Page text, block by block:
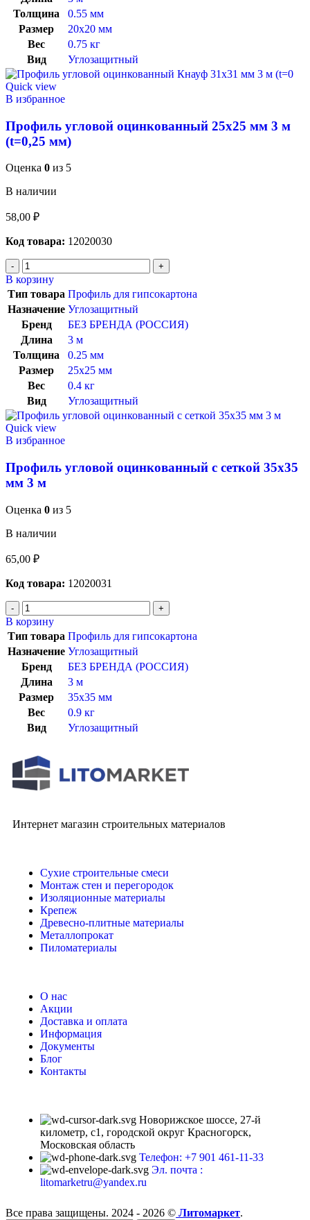
Толщина
0.55 мм
Размер
20х20 мм
Вес
0.75 кг
Вид
Углозащитный
Quick view
В избранное
Профиль угловой оцинкованный 25х25 мм 3 м
(t=0,25 мм)
Оценка 0 из 5
В наличии
58,00 ₽
Код товара: 12020030
В корзину
Тип товара Профиль для гипсокартона
Назначение Углозащитный
Бренд
БЕЗ БРЕНДА (РОССИЯ)
Длина
3 м
Толщина
0.25 мм
Размер
25х25 мм
Вес
0.4 кг
Вид
Углозащитный
Quick view
В избранное
Профиль угловой оцинкованный с сеткой 35х35
мм 3 м
Оценка 0 из 5
В наличии
65,00 ₽
Код товара: 12020031
В корзину
Тип товара Профиль для гипсокартона
Назначение Углозащитный
Бренд
БЕЗ БРЕНДА (РОССИЯ)
Длина
3 м
Размер
35х35 мм
Вес
0.9 кг
Вид
Углозащитный
Интернет магазин строительных материалов
Сухие строительные смеси
Монтаж стен и перегородок
Изоляционные материалы
Крепеж
Древесно-плитные материалы
Металлопрокат
Пиломатериалы
О нас
Акции
Доставка и оплата
Информация
Документы
Блог
Контакты
Новорижское шоссе, 27-й
километр, с1, городской округ Красногорск,
Московская область
Телефон: +7 901 461-11-33
Эл. почта :
litomarketru@yandex.ru
Все права защищены. 2024 - 2026 © Литомаркет.